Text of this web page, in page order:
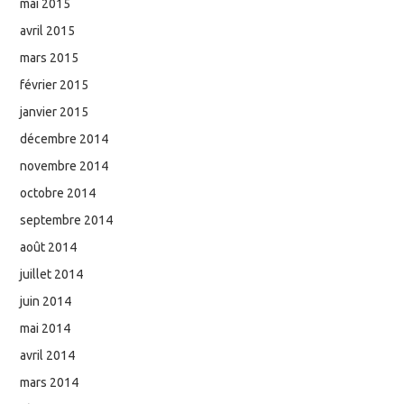
mai 2015
avril 2015
mars 2015
février 2015
janvier 2015
décembre 2014
novembre 2014
octobre 2014
septembre 2014
août 2014
juillet 2014
juin 2014
mai 2014
avril 2014
mars 2014